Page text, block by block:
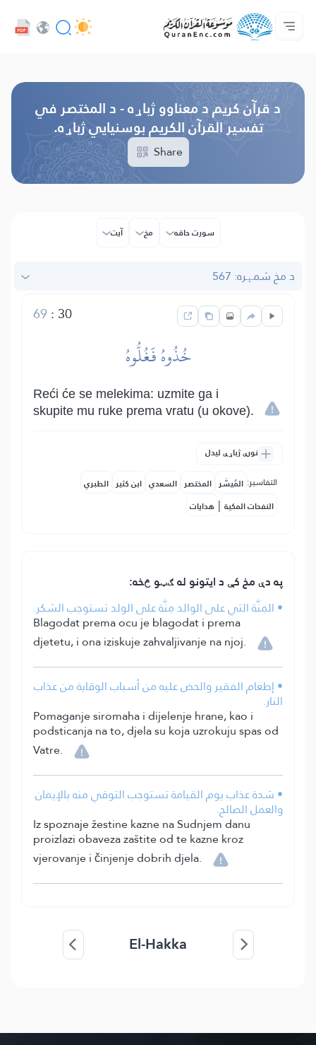
کور‌پاڼه
د ژباړو فهرست
Audio
د پراختیا ورکوونکو چوپړتیاوې - API
د پروژې په اړه
مونږ سره اړیکه ونیسه
ژبه
د قرآن کریم د معناوو ژباړه - د المختصر في
تفسیر القرآن الکریم بوسنیایي ژباړه.
Share
سورت حاقه مخ آیت
د مخ شمېره: 567
30
:
69
خُذُوهُ فَغُلُّوهُ
Reći će se melekima: uzmite ga i
skupite mu ruke prema vratu (u okove).
نورې ژباړې لیدل
التفاسير: المُيسَّر المختصر السعدي ابن كثير الطبري
النفحات المكية | هدايات
په دې مخ کې د ایتونو له ګټو څخه:
• المِنَّة التي على الوالد مِنَّة على الولد تستوجب الشكر.
Blagodat prema ocu je blagodat i prema
djetetu, i ona iziskuje zahvaljivanje na njoj.
• إطعام الفقير والحض عليه من أسباب الوقاية من عذاب
النار.
Pomaganje siromaha i dijelenje hrane, kao i
podsticanja na to, djela su koja uzrokuju spas od
Vatre.
• شدة عذاب يوم القيامة تستوجب التوقي منه بالإيمان
والعمل الصالح.
Iz spoznaje žestine kazne na Sudnjem danu
proizlazi obaveza zaštite od te kazne kroz
vjerovanje i činjenje dobrih djela.
El-Hakka